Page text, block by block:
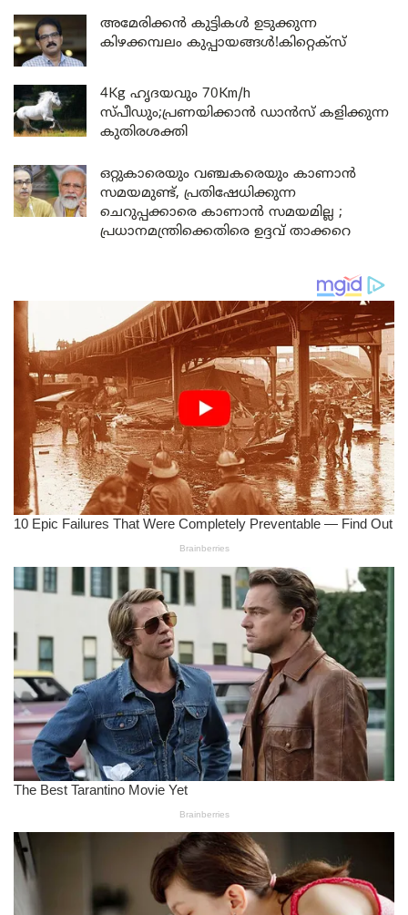
അമേരിക്കൻ കുട്ടികൾ ഉടുക്കുന്ന
കിഴക്കമ്പലം കുപ്പായങ്ങൾ!കിറ്റെക്സ്
4Kg ഹൃദയവും 70Km/h
സ്പീഡും;പ്രണയിക്കാൻ ഡാൻസ് കളിക്കുന്ന
കുതിരശക്തി
ഒറ്റുകാരെയും വഞ്ചകരെയും കാണാൻ
സമയമുണ്ട്, പ്രതിഷേധിക്കുന്ന
ചെറുപ്പക്കാരെ കാണാൻ സമയമില്ല ;
പ്രധാനമന്ത്രിക്കെതിരെ ഉദ്ദവ് താക്കറെ